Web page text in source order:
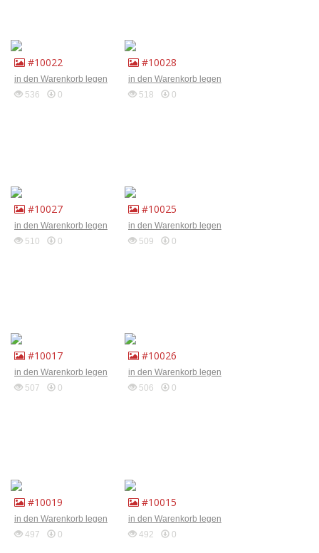
#10022
in den Warenkorb legen
536
0
#10028
in den Warenkorb legen
518
0
#10027
in den Warenkorb legen
510
0
#10025
in den Warenkorb legen
509
0
#10017
in den Warenkorb legen
507
0
#10026
in den Warenkorb legen
506
0
#10019
in den Warenkorb legen
497
0
#10015
in den Warenkorb legen
492
0